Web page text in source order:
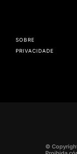
SOBRE
PRIVACIDADE
©